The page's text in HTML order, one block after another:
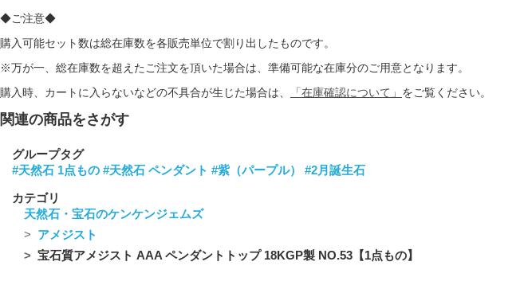
◆ご注意◆
購入可能セット数は総在庫数を各販売単位で割り出したものです。
※万が一、総在庫数を超えたご注文を頂いた場合は、準備可能な在庫分のご用意となります。
購入時、カートに入らないなどの不具合が生じた場合は、
「在庫確認について」 をご覧ください。
関連の商品をさがす
グループタグ
#天然石 1点もの #天然石 ペンダント #紫（パープル） #2月誕生石
カテゴリ
天然石・宝石のケンケンジェムズ
アメジスト
宝石質アメジスト AAA ペンダントトップ 18KGP製 NO.53【1点もの】